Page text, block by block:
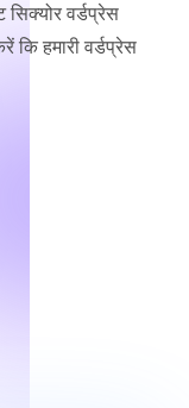
वर्डप्रेस
कि हमारी वर्डप्रेस